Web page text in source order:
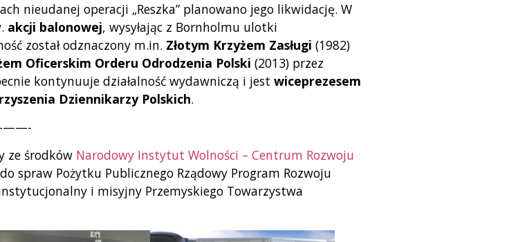
nieudanej operacji „Reszka” planowano jego likwidację. W
akcji balonowej, wysyłając z Bornholmu ulotki
został odznaczony m.in. Złotym Krzyżem Zasługi (1982)
Oficerskim Orderu Odrodzenia Polski (2013) przez
kontynuuje działalność wydawniczą i jest wiceprezesem
Dziennikarzy Polskich.
ze środków Narodowy Instytut Wolności – Centrum Rozwoju
do spraw Pożytku Publicznego Rządowy Program Rozwoju
i misyjny Przemyskiego Towarzystwa